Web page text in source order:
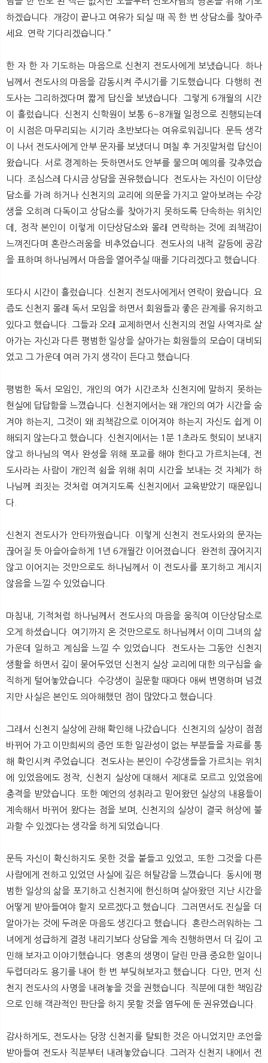
하겠습니다. 개강이 끝나고 여유가 되실 때 꼭 한 번 상담소를 찾아주
세요. 연락 기다리겠습니다.”
한 자 한 자 기도하는 마음으로 신천지 전도사에게 보냈습니다. 하나
님께서 전도사의 마음을 감동시켜 주시기를 기도했습니다. 다행히 전
도사는 그리하겠다며 짧게 답신을 보냈습니다. 그렇게 6개월의 시간
이 흘렀습니다. 신천지 신학원이 보통 6~8개월 일정으로 진행되는데
이 시점은 마무리되는 시기라 초반보다는 여유로워집니다. 문득 생각
이 나서 전도사에게 안부 문자를 보냈더니 며칠 후 거짓말처럼 답신이
왔습니다. 서로 경계하는 듯하면서도 안부를 물으며 예의를 갖추었습
니다. 조심스레 다시금 상담을 권유했습니다. 전도사는 자신이 이단상
담소를 가려 하거나 신천지의 교리에 의문을 가지고 알아보려는 수강
생을 오히려 다독이고 상담소를 찾아가지 못하도록 단속하는 위치인
데, 정작 본인이 이렇게 이단상담소와 몰래 연락하는 것에 죄책감이
느껴진다며 혼란스러움을 비추었습니다. 전도사의 내적 갈등에 공감
을 표하며 하나님께서 마음을 열어주실 때를 기다리겠다고 했습니다.
또다시 시간이 흘렀습니다. 신천지 전도사에게서 연락이 왔습니다. 요
즘도 신천지 몰래 독서 모임을 하면서 회원들과 좋은 관계를 유지하고
있다고 했습니다. 그들과 오래 교제하면서 신천지의 전일 사역자로 살
아가는 자신과 다른 평범한 일상을 살아가는 회원들의 모습이 대비되
었고 그 가운데 여러 가지 생각이 든다고 했습니다.
평범한 독서 모임인, 개인의 여가 시간조차 신천지에 말하지 못하는
현실에 답답함을 느꼈습니다. 신천지에서는 왜 개인의 여가 시간을 숨
겨야 하는지, 그것이 왜 죄책감으로 이어져야 하는지 자신도 쉽게 이
해되지 않는다고 했습니다. 신천지에서는 1분 1초라도 헛되이 보내지
않고 하나님의 역사 완성을 위해 포교를 해야 한다고 가르치는데, 전
도사라는 사람이 개인적 쉼을 위해 취미 시간을 보내는 것 자체가 하
나님께 죄짓는 것처럼 여겨지도록 신천지에서 교육받았기 때문입니
다.
신천지 전도사가 안타까웠습니다. 이렇게 신천지 전도사와의 문자는
끊어질 듯 아슬아슬하게 1년 6개월간 이어졌습니다. 완전히 끊어지지
않고 이어지는 것만으로도 하나님께서 이 전도사를 포기하고 계시지
않음을 느낄 수 있었습니다.
마침내, 기적처럼 하나님께서 전도사의 마음을 움직여 이단상담소로
오게 하셨습니다. 여기까지 온 것만으로도 하나님께서 이미 그녀의 삶
가운데 일하고 계심을 느낄 수 있었습니다. 전도사는 그동안 신천지
생활을 하면서 깊이 묻어두었던 신천지 실상 교리에 대한 의구심을 솔
직하게 털어놓았습니다. 수강생이 질문할 때마다 애써 변명하며 넘겼
지만 사실은 본인도 의아해했던 점이 많았다고 했습니다.
그래서 신천지 실상에 관해 확인해 나갔습니다. 신천지의 실상이 점점
바뀌어 가고 이만희씨의 증언 또한 일관성이 없는 부분들을 자료를 통
해 확인시켜 주었습니다. 전도사는 본인이 수강생들을 가르치는 위치
에 있었음에도 정작, 신천지 실상에 대해서 제대로 모르고 있었음에
충격을 받았습니다. 또한 예언의 성취라고 믿어왔던 실상의 내용들이
계속해서 바뀌어 왔다는 점을 보며, 신천지의 실상이 결국 허상에 불
과할 수 있겠다는 생각을 하게 되었습니다.
문득 자신이 확신하지도 못한 것을 붙들고 있었고, 또한 그것을 다른
사람에게 전하고 있었던 사실에 깊은 허탈감을 느꼈습니다. 동시에 평
범한 일상의 삶을 포기하고 신천지에 헌신하며 살아왔던 지난 시간을
어떻게 받아들여야 할지 모르겠다고 했습니다. 그러면서도 진실을 더
알아가는 것에 두려운 마음도 생긴다고 했습니다. 혼란스러워하는 그
녀에게 성급하게 결정 내리기보다 상담을 계속 진행하면서 더 깊이 고
민해 보자고 이야기했습니다. 영혼의 생명이 달린 만큼 중요한 일이니
두렵더라도 용기를 내어 한 번 부딪혀보자고 했습니다. 다만, 먼저 신
천지 전도사의 사명을 내려놓을 것을 권했습니다. 직분에 대한 책임감
으로 인해 객관적인 판단을 하지 못할 것을 염두에 둔 권유였습니다.
감사하게도, 전도사는 당장 신천지를 탈퇴한 것은 아니었지만 조언을
받아들여 전도사 직분부터 내려놓았습니다. 그러자 신천지 내에서 전